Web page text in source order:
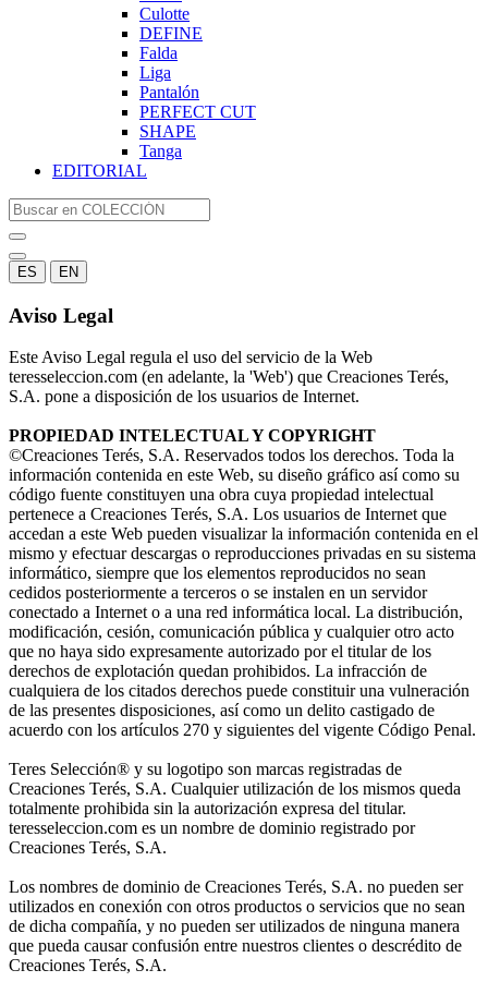
Culotte
DEFINE
Falda
Liga
Pantalón
PERFECT CUT
SHAPE
Tanga
EDITORIAL
ES EN
Aviso Legal
Este Aviso Legal regula el uso del servicio de la Web
teresseleccion.com (en adelante, la 'Web') que Creaciones Terés,
S.A. pone a disposición de los usuarios de Internet.
PROPIEDAD INTELECTUAL Y COPYRIGHT
©Creaciones Terés, S.A. Reservados todos los derechos. Toda la
información contenida en este Web, su diseño gráfico así como su
código fuente constituyen una obra cuya propiedad intelectual
pertenece a Creaciones Terés, S.A. Los usuarios de Internet que
accedan a este Web pueden visualizar la información contenida en el
mismo y efectuar descargas o reproducciones privadas en su sistema
informático, siempre que los elementos reproducidos no sean
cedidos posteriormente a terceros o se instalen en un servidor
conectado a Internet o a una red informática local. La distribución,
modificación, cesión, comunicación pública y cualquier otro acto
que no haya sido expresamente autorizado por el titular de los
derechos de explotación quedan prohibidos. La infracción de
cualquiera de los citados derechos puede constituir una vulneración
de las presentes disposiciones, así como un delito castigado de
acuerdo con los artículos 270 y siguientes del vigente Código Penal.
Teres Selección® y su logotipo son marcas registradas de
Creaciones Terés, S.A. Cualquier utilización de los mismos queda
totalmente prohibida sin la autorización expresa del titular.
teresseleccion.com es un nombre de dominio registrado por
Creaciones Terés, S.A.
Los nombres de dominio de Creaciones Terés, S.A. no pueden ser
utilizados en conexión con otros productos o servicios que no sean
de dicha compañía, y no pueden ser utilizados de ninguna manera
que pueda causar confusión entre nuestros clientes o descrédito de
Creaciones Terés, S.A.